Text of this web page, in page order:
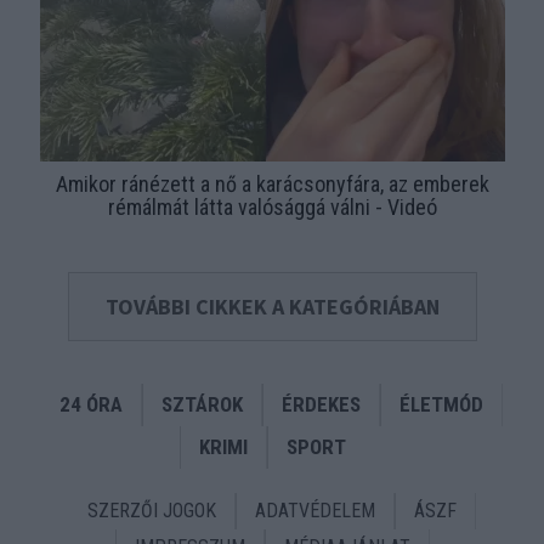
Amikor ránézett a nő a karácsonyfára, az emberek
rémálmát látta valósággá válni - Videó
TOVÁBBI CIKKEK A KATEGÓRIÁBAN
24 ÓRA SZTÁROK ÉRDEKES
ÉLETMÓD
KRIMI
SPORT
SZERZŐI JOGOK ADATVÉDELEM
ÁSZF